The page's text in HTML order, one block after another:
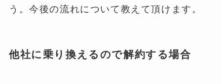
う。今後の流れについて教えて頂けます。
他社に乗り換えるので解約する場合